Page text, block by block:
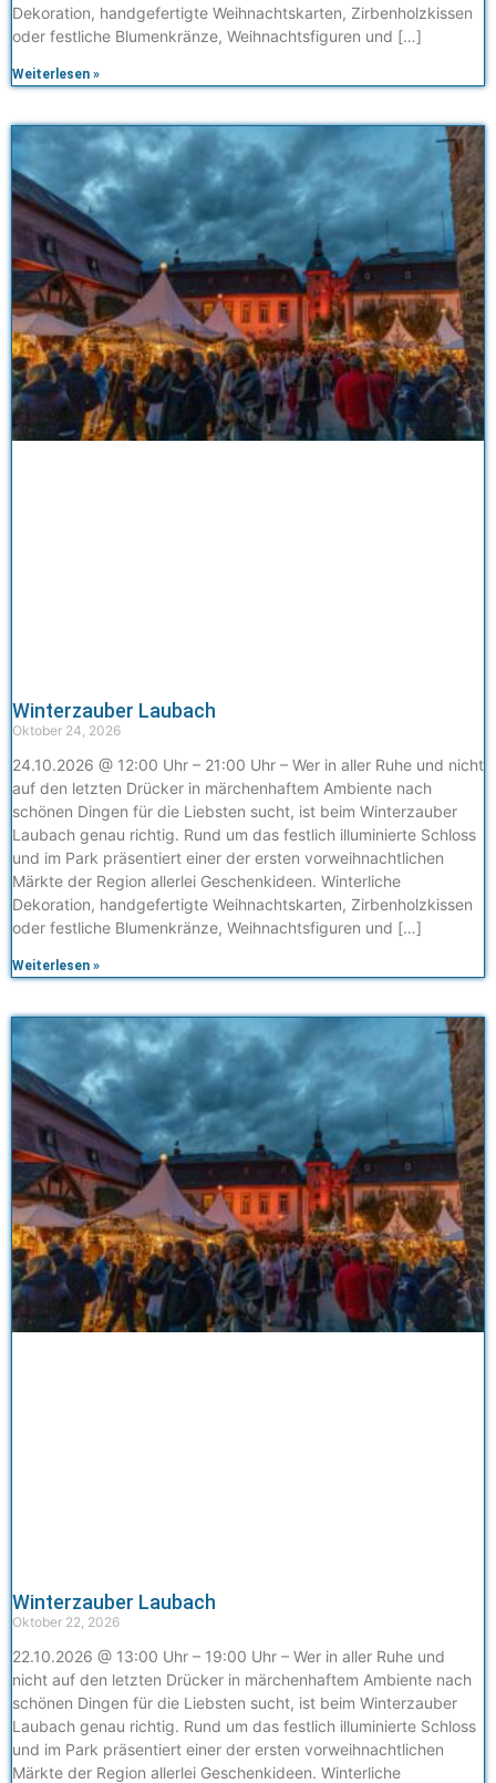
Dekoration, handgefertigte Weihnachtskarten, Zirbenholzkissen
oder festliche Blumenkränze, Weihnachtsfiguren und […]
Weiterlesen »
Winterzauber Laubach
Oktober 24, 2026
24.10.2026 @ 12:00 Uhr – 21:00 Uhr – Wer in aller Ruhe und nicht
auf den letzten Drücker in märchenhaftem Ambiente nach
schönen Dingen für die Liebsten sucht, ist beim Winterzauber
Laubach genau richtig. Rund um das festlich illuminierte Schloss
und im Park präsentiert einer der ersten vorweihnachtlichen
Märkte der Region allerlei Geschenkideen. Winterliche
Dekoration, handgefertigte Weihnachtskarten, Zirbenholzkissen
oder festliche Blumenkränze, Weihnachtsfiguren und […]
Weiterlesen »
Winterzauber Laubach
Oktober 22, 2026
22.10.2026 @ 13:00 Uhr – 19:00 Uhr – Wer in aller Ruhe und
nicht auf den letzten Drücker in märchenhaftem Ambiente nach
schönen Dingen für die Liebsten sucht, ist beim Winterzauber
Laubach genau richtig. Rund um das festlich illuminierte Schloss
und im Park präsentiert einer der ersten vorweihnachtlichen
Märkte der Region allerlei Geschenkideen. Winterliche